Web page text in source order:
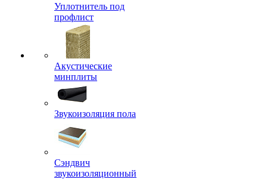
Уплотнитель под
профлист
Акустические
минплиты
Звукоизоляция пола
Сэндвич
звукоизоляционный